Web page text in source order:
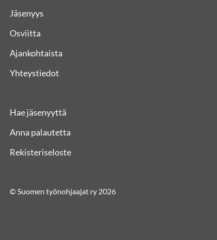
Jäsenyys
Osviitta
Ajankohtaista
Yhteystiedot
Hae jäsenyyttä
Anna palautetta
Rekisteriseloste
© Suomen työnohjaajat ry 2026